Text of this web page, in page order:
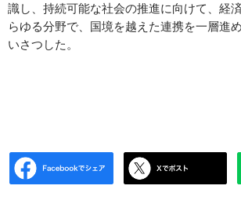
識し、持続可能な社会の推進に向けて、経
らゆる分野で、国境を越えた連携を一層進
いさつした。